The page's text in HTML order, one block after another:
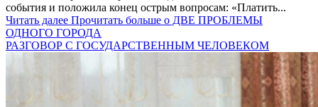
события и положила конец острым вопросам: «Платить...
Читать далее Прочитать больше о ДВЕ ПРОБЛЕМЫ
ОДНОГО ГОРОДА
РАЗГОВОР С ГОСУДАРСТВЕННЫМ ЧЕЛОВЕКОМ